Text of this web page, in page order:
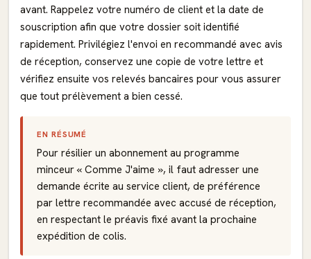
avant. Rappelez votre numéro de client et la date de
souscription afin que votre dossier soit identifié
rapidement. Privilégiez l'envoi en recommandé avec avis
de réception, conservez une copie de votre lettre et
vérifiez ensuite vos relevés bancaires pour vous assurer
que tout prélèvement a bien cessé.
EN RÉSUMÉ
Pour résilier un abonnement au programme
minceur « Comme J'aime », il faut adresser une
demande écrite au service client, de préférence
par lettre recommandée avec accusé de réception,
en respectant le préavis fixé avant la prochaine
expédition de colis.